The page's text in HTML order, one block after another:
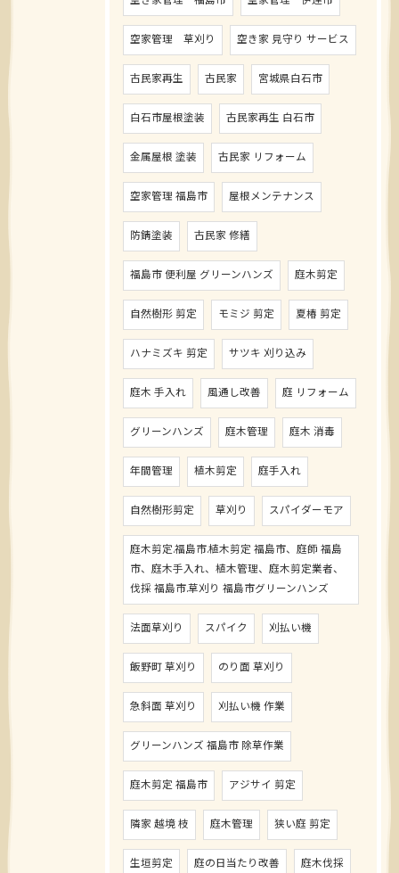
空家管理 草刈り 空き家 見守り サービス
古民家再生 古民家 宮城県白石市
白石市屋根塗装 古民家再生 白石市
金属屋根 塗装 古民家 リフォーム
空家管理 福島市 屋根メンテナンス
防錆塗装 古民家 修繕
福島市 便利屋 グリーンハンズ 庭木剪定
自然樹形 剪定 モミジ 剪定 夏椿 剪定
ハナミズキ 剪定 サツキ 刈り込み
庭木 手入れ 風通し改善 庭 リフォーム
グリーンハンズ 庭木管理 庭木 消毒
年間管理 植木剪定 庭手入れ
自然樹形剪定 草刈り スパイダーモア
庭木剪定.福島市.植木剪定 福島市、庭師 福島
市、庭木手入れ、植木管理、庭木剪定業者、
伐採 福島市.草刈り 福島市グリーンハンズ
法面草刈り スパイク 刈払い機
飯野町 草刈り のり面 草刈り
急斜面 草刈り 刈払い機 作業
グリーンハンズ 福島市 除草作業
庭木剪定 福島市 アジサイ 剪定
隣家 越境 枝 庭木管理 狭い庭 剪定
生垣剪定 庭の日当たり改善 庭木伐採